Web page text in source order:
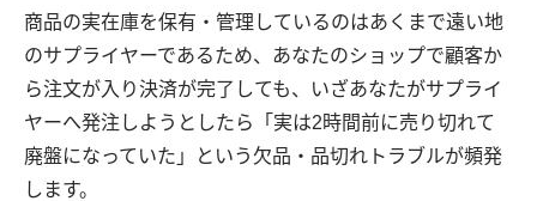
商品の実在庫を保有・管理しているのはあくまで遠い地
のサプライヤーであるため、あなたのショップで顧客か
ら注文が入り決済が完了しても、いざあなたがサプライ
ヤーへ発注しようとしたら「実は2時間前に売り切れて
廃盤になっていた」という欠品・品切れトラブルが頻発
します。